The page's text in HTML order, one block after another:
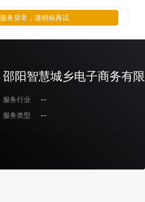
邵阳智慧城乡电子商务有
服务行业
--
服务类型
--
服务异常，请稍候再试